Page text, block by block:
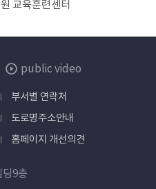
public video
부서별 연락처
도로명주소안내
홈페이지 개선의견
딩9층